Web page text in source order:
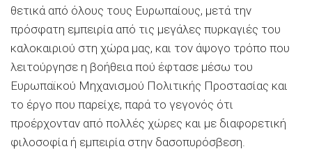
θετικά από όλους τους Ευρωπαίους, μετά την
πρόσφατη εμπειρία από τις μεγάλες πυρκαγιές του
καλοκαιριού στη χώρα μας, και τον άψογο τρόπο που
λειτούργησε η βοήθεια πού έφτασε μέσω του
Ευρωπαϊκού Μηχανισμού Πολιτικής Προστασίας και
το έργο που παρείχε, παρά το γεγονός ότι
προέρχονταν από πολλές χώρες και με διαφορετική
φιλοσοφία ή εμπειρία στην δασοπυρόσβεση.